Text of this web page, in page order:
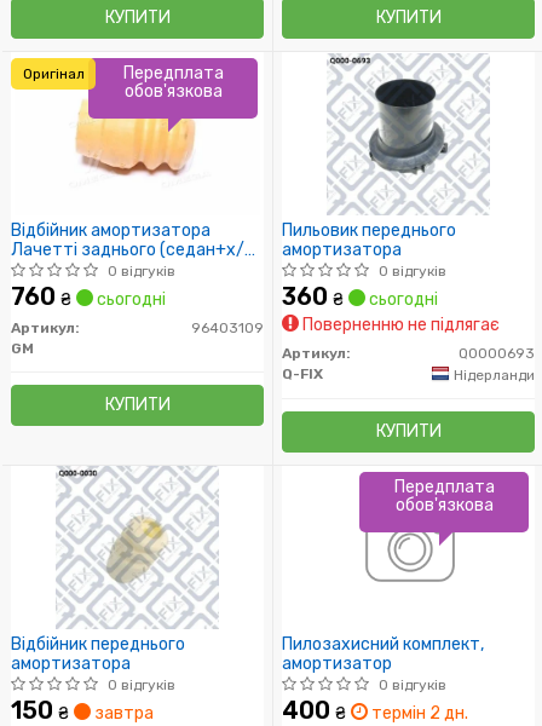
КУПИТИ КУПИТИ
Відбійник амортизатора
Лачетті заднього (седан+х/б)
(кратно 2) GM0 відгуків
760 ₴ сьогодні
Артикул:
96403109
GM
КУПИТИ
Передплата
обов'язкова
Оригінал
Пильовик переднього
амортизатора
0 відгуків
360 ₴
сьогодні
Поверненню не підлягає
Артикул:
Q0000693
Q-FIX
Нідерланди
КУПИТИ
Відбійник переднього
амортизатора
0 відгуків
150 ₴ завтра
Пилозахисний комплект,
амортизатор
0 відгуків
400 ₴
термін 2 дн.
Передплата
обов'язкова